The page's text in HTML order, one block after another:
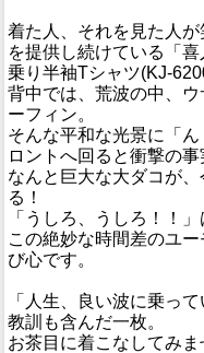
着た人、それを見た人
を提供し続けている「
乗り半袖Tシャツ(KJ-
背中では、荒波の中、
ーフィン。
そんな平和な光景に「
ロントへ回ると衝撃の事
なんと巨大な大ダコが
る！
「うしろ、うしろ！！
この絶妙な時間差のユ
び心です。
「人生、良い波に乗っ
教訓も含んだ一枚。
お茶目に着こなしてみま